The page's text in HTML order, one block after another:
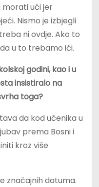
morati ući jer
Nismo je izbjegli
ni ovdje. Ako to
u to trebamo ići.
godini, kao i u
insistiralo na
toga?
da kod učenika u
prema Bosni i
kroz više
značajnih datuma.